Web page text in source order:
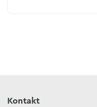
Kontakt